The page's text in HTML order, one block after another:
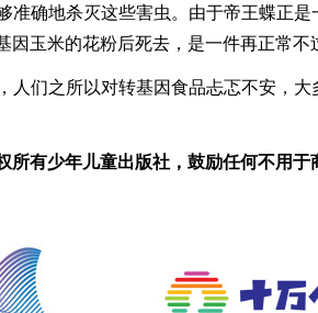
准确地杀灭这些害虫。由于帝王蝶正
因玉米的花粉后死去，是一件再正常不
们之所以对转基因食品忐忑不安，大
所有少年儿童出版社，鼓励任何不用于